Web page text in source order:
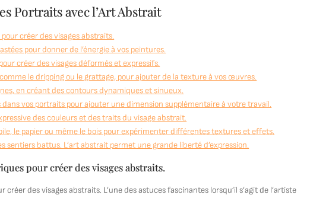
Portraits avec l’Art Abstrait
créer des visages abstraits.
pour donner de l’énergie à vos peintures.
créer des visages déformés et expressifs.
le dripping ou le grattage, pour ajouter de la texture à vos œuvres.
en créant des contours dynamiques et sinueux.
vos portraits pour ajouter une dimension supplémentaire à votre travail.
des couleurs et des traits du visage abstrait.
le papier ou même le bois pour expérimenter différentes textures et effets.
sentiers battus. L’art abstrait permet une grande liberté d’expression.
pour créer des visages abstraits.
des visages abstraits. L’une des astuces fascinantes lorsqu’il s’agit de l’artiste